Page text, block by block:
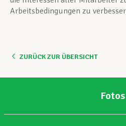
Arbeitsbedingungen zu
ZURÜCK ZUR ÜBERSICHT
Fotos